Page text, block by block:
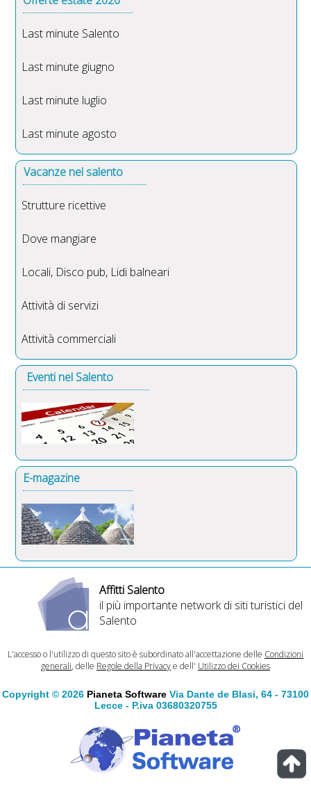
Last minute Salento
Last minute giugno
Last minute luglio
Last minute agosto
Vacanze nel salento
Strutture ricettive
Dove mangiare
Locali, Disco pub, Lidi balneari
Attività di servizi
Attività commerciali
Eventi nel Salento
E-magazine
Affitti Salento
il più importante network di siti turistici del
Salento
L'accesso o l'utilizzo di questo sito è subordinato all'accettazione delle Condizioni
generali, delle Regole della Privacye dell' Utilizzo dei Cookies
Copyright © 2026 Pianeta Software Via Dante de Blasi, 64 - 73100
Lecce - P.iva 03680320755